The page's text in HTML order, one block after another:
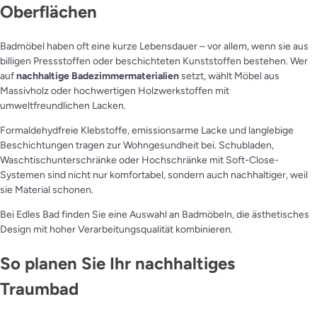
Oberflächen
Badmöbel haben oft eine kurze Lebensdauer – vor allem, wenn sie aus
billigen Pressstoffen oder beschichteten Kunststoffen bestehen. Wer
aufnachhaltige Badezimmermaterialiensetzt, wählt Möbel aus
Massivholz oder hochwertigen Holzwerkstoffen mit
umweltfreundlichen Lacken.
Formaldehydfreie Klebstoffe, emissionsarme Lacke und langlebige
Beschichtungen tragen zur Wohngesundheit bei. Schubladen,
Waschtischunterschränke oder Hochschränke mit Soft-Close-
Systemen sind nicht nur komfortabel, sondern auch nachhaltiger, weil
sie Material schonen.
Bei Edles Bad finden Sie eine Auswahl an Badmöbeln, die ästhetisches
Design mit hoher Verarbeitungsqualität kombinieren.
So planen Sie Ihr nachhaltiges
Traumbad